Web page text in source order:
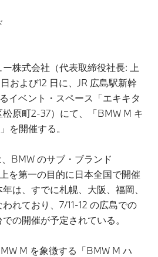
株式会社（代表取締役社長: 上
および12 日に、JR 広島駅新幹
イベント・スペース「エキキタ
原町2-37）にて、「BMW M キ
を開催する。
BMW のサブ・ブランド
を第一の目的に日本全国で開催
は、すでに札幌、大阪、福岡、
れており、7/11-12 の広島での
の開催が予定されている。
M を象徴する「BMW M ハ